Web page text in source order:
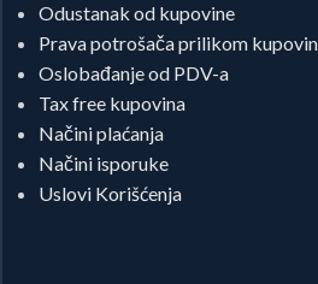
Odustanak od kupovine
Prava potrošača prilikom
Oslobađanje od PDV-a
Tax free kupovina
Načini plaćanja
Načini isporuke
Uslovi Korišćenja